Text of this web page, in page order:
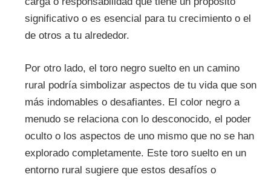
significativo o es esencial para tu crecimiento o el
de otros a tu alrededor.
Por otro lado, el toro negro suelto en un camino
rural podría simbolizar aspectos de tu vida que son
más indomables o desafiantes. El color negro a
menudo se relaciona con lo desconocido, el poder
oculto o los aspectos de uno mismo que no se han
explorado completamente. Este toro suelto en un
entorno rural sugiere que estos desafíos o